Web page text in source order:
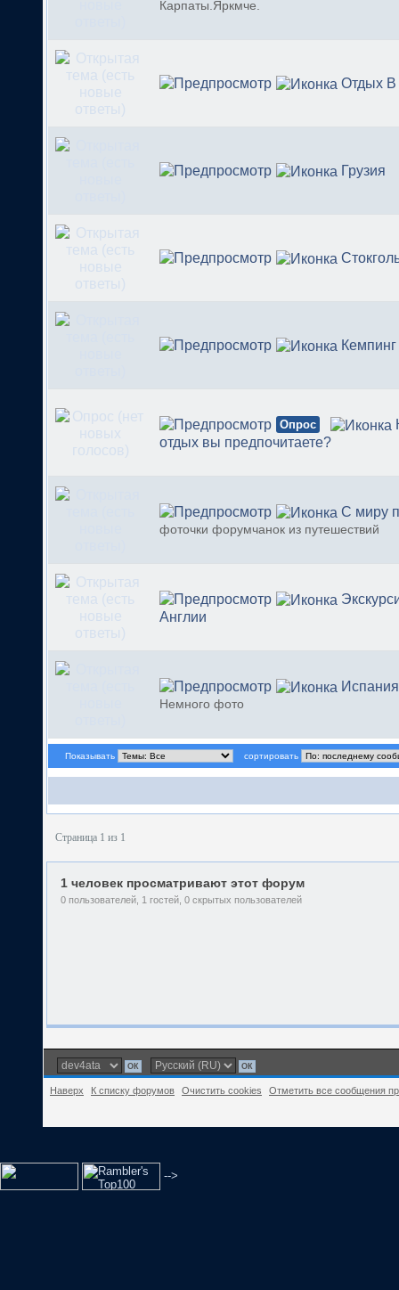
Карпаты.Яркмче.
Отдых
Грузия
Кемпинг
Опрос
отдых вы предпочитаете?
С миру
фоточки форумчанок из путешествий
Англии
Немного фото
Показывать сортировать
Страница 1 из 1
1 человек просматривают этот форум
0 пользователей, 1 гостей, 0 скрытых пользователей
Наверх К списку форумов Очистить cookies Отметить все сообщения
-->